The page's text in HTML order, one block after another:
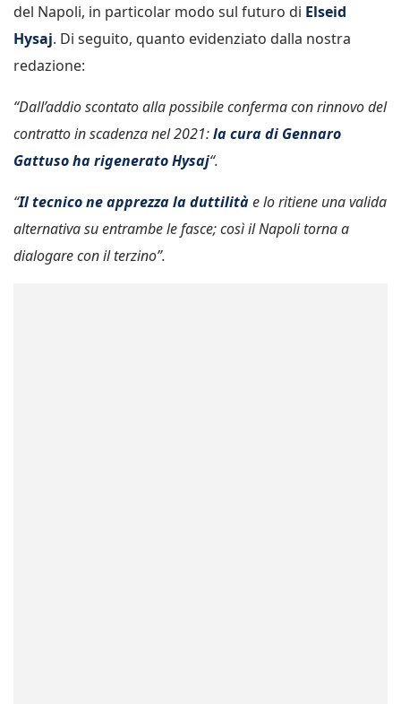
del Napoli, in particolar modo sul futuro di Elseid
Hysaj. Di seguito, quanto evidenziato dalla nostra
redazione:
“Dall’addio scontato alla possibile conferma con rinnovo del
contratto in scadenza nel 2021:la cura di Gennaro
Gattuso ha rigenerato Hysaj“.
“Il tecnico ne apprezza la duttilitàe lo ritiene una valida
alternativa su entrambe le fasce; così il Napoli torna a
dialogare con il terzino”.